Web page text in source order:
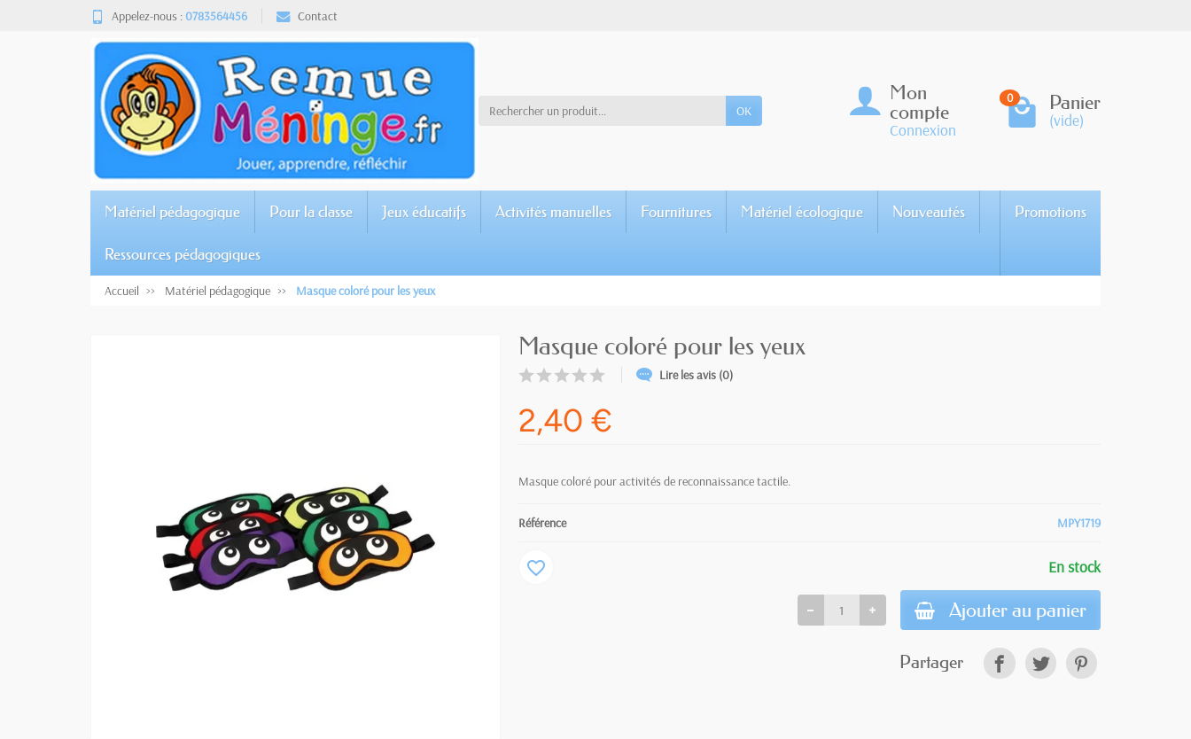
Appelez-nous : 0783564456 Contact
OK
Mon
compte
Connexion
0 Panier
(vide)
Matériel pédagogique Pour la classe Jeux éducatifs Activités manuelles Fournitures Matériel écologique Nouveautés
Ressources pédagogiques
Promotions
Accueil Matériel pédagogique Masque coloré pour les yeux
Masque coloré pour les yeux
Lire les avis (0)
2,40 €
Masque coloré pour activités de reconnaissance tactile.
Référence MPY1719
En stock
Ajouter au panier
favorite_border
Partager